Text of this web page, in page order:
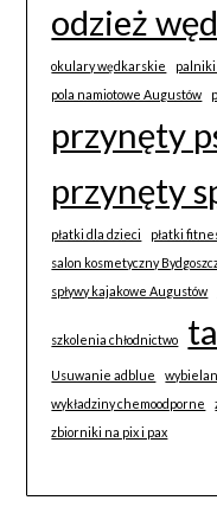
odzież
okulary wędkarskie
pola namiotowe Augustów
przynęty
przynęty
płatki dla dzieci płatki
salon kosmetyczny
spływy kajakowe Augustów
szkolenia chłodnictwo
Usuwanie adblue
wykładziny chemoodporne
zbiorniki na pix i pax